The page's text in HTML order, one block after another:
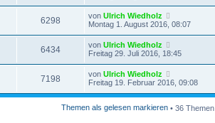
6298 von Ulrich Wiedholz
Montag 1. August 2016, 08:07
6434 von Ulrich Wiedholz
Freitag 29. Juli 2016, 18:45
7198 von Ulrich Wiedholz
Freitag 19. Februar 2016, 09:08
Themen als gelesen markieren • 36 Themen